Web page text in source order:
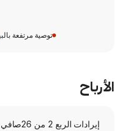
توصية مرتفعة
الأرباح
إيرادات الربع 2 من 26 صافي